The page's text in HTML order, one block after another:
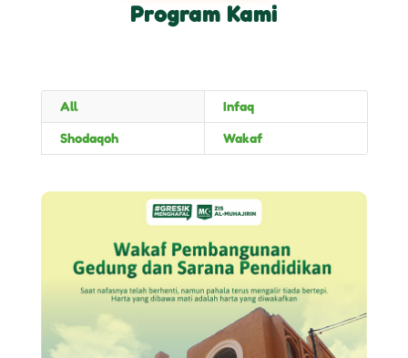
Program Kami
All Infaq
Shodaqoh Wakaf